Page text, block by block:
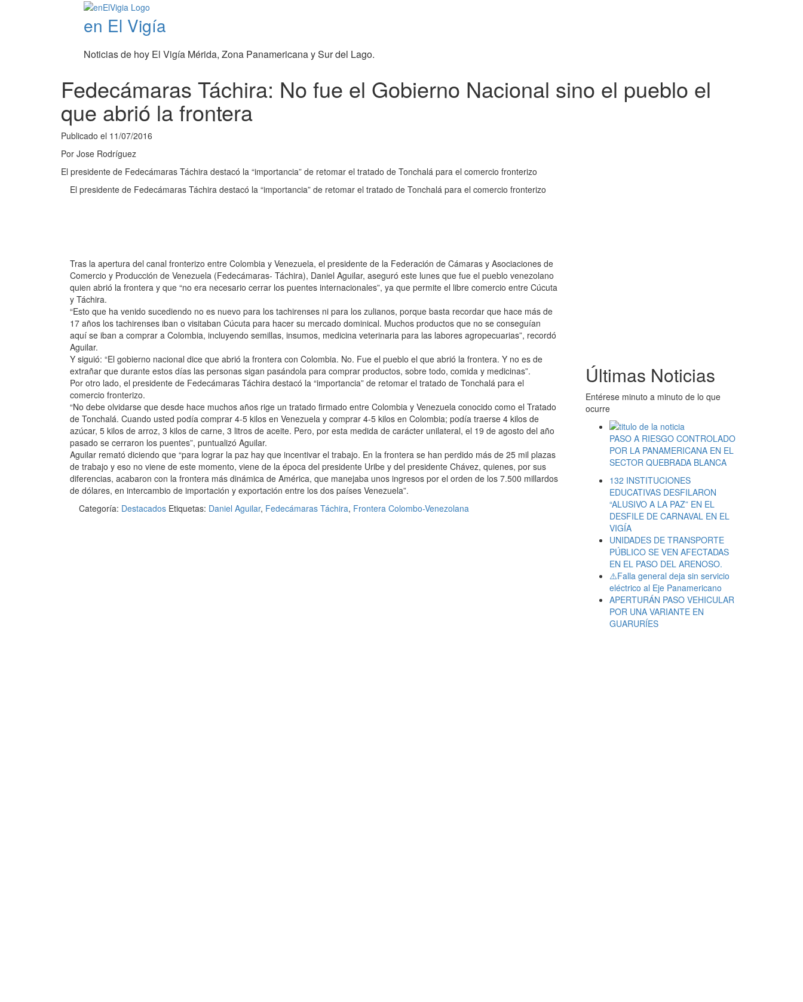
en El Vigía
Noticias de hoy El Vigía Mérida, Zona Panamericana y Sur del Lago.
Fedecámaras Táchira: No fue el Gobierno Nacional sino el pueblo el
que abrió la frontera
Publicado el 11/07/2016
Por Jose Rodríguez
El presidente de Fedecámaras Táchira destacó la “importancia” de retomar el tratado de Tonchalá para el comercio fronterizo
El presidente de Fedecámaras Táchira destacó la “importancia” de retomar el tratado de Tonchalá para el comercio fronterizo
Tras la apertura del canal fronterizo entre Colombia y Venezuela, el presidente de la Federación de Cámaras y Asociaciones de
Comercio y Producción de Venezuela (Fedecámaras- Táchira), Daniel Aguilar, aseguró este lunes que fue el pueblo venezolano
quien abrió la frontera y que “no era necesario cerrar los puentes internacionales”, ya que permite el libre comercio entre Cúcuta
y Táchira.
“Esto que ha venido sucediendo no es nuevo para los tachirenses ni para los zulianos, porque basta recordar que hace más de
17 años los tachirenses iban o visitaban Cúcuta para hacer su mercado dominical. Muchos productos que no se conseguían
aquí se iban a comprar a Colombia, incluyendo semillas, insumos, medicina veterinaria para las labores agropecuarias”, recordó
Aguilar.
Y siguió: “El gobierno nacional dice que abrió la frontera con Colombia. No. Fue el pueblo el que abrió la frontera. Y no es de
extrañar que durante estos días las personas sigan pasándola para comprar productos, sobre todo, comida y medicinas”.
Por otro lado, el presidente de Fedecámaras Táchira destacó la “importancia” de retomar el tratado de Tonchalá para el
comercio fronterizo.
“No debe olvidarse que desde hace muchos años rige un tratado firmado entre Colombia y Venezuela conocido como el Tratado
de Tonchalá. Cuando usted podía comprar 4-5 kilos en Venezuela y comprar 4-5 kilos en Colombia; podía traerse 4 kilos de
azúcar, 5 kilos de arroz, 3 kilos de carne, 3 litros de aceite. Pero, por esta medida de carácter unilateral, el 19 de agosto del año
pasado se cerraron los puentes”, puntualizó Aguilar.
Aguilar remató diciendo que “para lograr la paz hay que incentivar el trabajo. En la frontera se han perdido más de 25 mil plazas
de trabajo y eso no viene de este momento, viene de la época del presidente Uribe y del presidente Chávez, quienes, por sus
diferencias, acabaron con la frontera más dinámica de América, que manejaba unos ingresos por el orden de los 7.500 millardos
de dólares, en intercambio de importación y exportación entre los dos países Venezuela”.
Categoría: Destacados Etiquetas: Daniel Aguilar, Fedecámaras Táchira, Frontera Colombo-Venezolana
Últimas Noticias
Entérese minuto a minuto de lo que
ocurre
PASO A RIESGO CONTROLADO
POR LA PANAMERICANA EN EL
SECTOR QUEBRADA BLANCA
132 INSTITUCIONES
EDUCATIVAS DESFILARON
“ALUSIVO A LA PAZ” EN EL
DESFILE DE CARNAVAL EN EL
VIGÍA
UNIDADES DE TRANSPORTE
PÚBLICO SE VEN AFECTADAS
EN EL PASO DEL ARENOSO.
⚠️Falla general deja sin servicio
eléctrico al Eje Panamericano
APERTURÁN PASO VEHICULAR
POR UNA VARIANTE EN
GUARURÍES